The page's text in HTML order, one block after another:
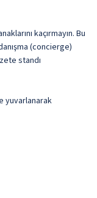
kaçırmayın. Bu
(concierge)
standı
yuvarlanarak